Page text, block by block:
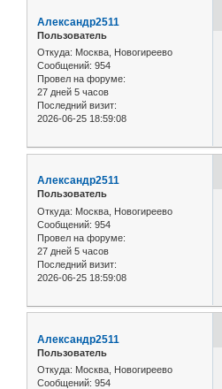
Александр2511
Пользователь
Откуда: Москва, Новогиреево
Сообщений: 954
Провел на форуме:
27 дней 5 часов
Последний визит:
2026-06-25 18:59:08
Александр2511
Пользователь
Откуда: Москва, Новогиреево
Сообщений: 954
Провел на форуме:
27 дней 5 часов
Последний визит:
2026-06-25 18:59:08
Александр2511
Пользователь
Откуда: Москва, Новогиреево
Сообщений: 954